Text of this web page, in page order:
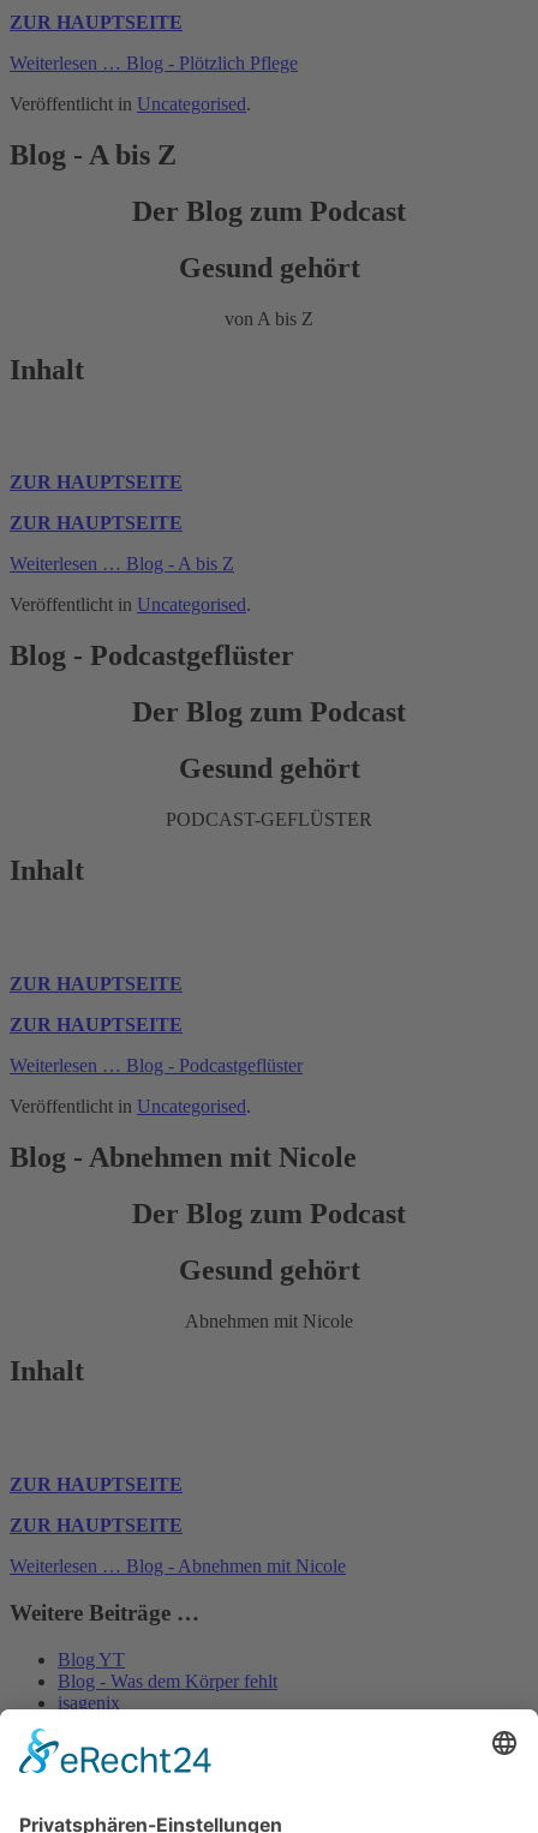
ZUR HAUPTSEITE
Weiterlesen … Blog - Plötzlich Pflege
Veröffentlicht in Uncategorised.
Blog - A bis Z
Der Blog zum Podcast
Gesund gehört
von A bis Z
Inhalt
ZUR HAUPTSEITE
ZUR HAUPTSEITE
Weiterlesen … Blog - A bis Z
Veröffentlicht in Uncategorised.
Blog - Podcastgeflüster
Der Blog zum Podcast
Gesund gehört
PODCAST-GEFLÜSTER
Inhalt
ZUR HAUPTSEITE
ZUR HAUPTSEITE
Weiterlesen … Blog - Podcastgeflüster
Veröffentlicht in Uncategorised.
Blog - Abnehmen mit Nicole
Der Blog zum Podcast
Gesund gehört
Abnehmen mit Nicole
Inhalt
ZUR HAUPTSEITE
ZUR HAUPTSEITE
Weiterlesen … Blog - Abnehmen mit Nicole
Weitere Beiträge …
Blog YT
Blog - Was dem Körper fehlt
isagenix